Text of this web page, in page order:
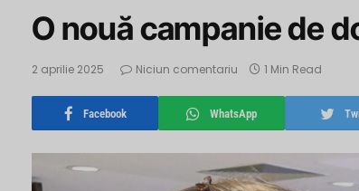
O nouă campanie de
2 aprilie 2025 Niciun comentariu 1 Min Read
Facebook WhatsApp